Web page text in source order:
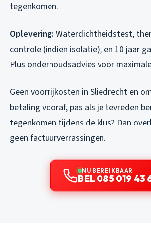
tegenkomen.
Oplevering: Waterdichtheidstest,
controle (indien isolatie), en 10 jaar
Plus onderhoudsadvies voor
Geen voorrijkosten in Sliedrecht en
betaling vooraf, pas als je tevreden
tegenkomen tijdens de klus? Dan
geen factuurverrassingen.
NU BEREIKBAAR
BEL 085 019 43